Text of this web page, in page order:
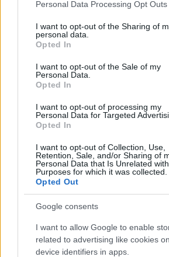
not limited to your visit or usage
grant or deny consent to Google and its
use your data for below specified
consent section.
Personal Data Processing Opt Outs
I want to opt-out of the Sharing of
personal data.
Opted In
I want to opt-out of the Sale of my
Personal Data.
Opted In
I want to opt-out of processing my
Personal Data for Targeted
Opted In
I want to opt-out of Collection, Use,
Retention, Sale, and/or Sharing of
Personal Data that Is Unrelated
Purposes for which it was collected.
Opted Out
Google consents
I want to allow Google to enable
related to advertising like cookies
device identifiers in apps.
Címlapfotó: Magyar Cukrász